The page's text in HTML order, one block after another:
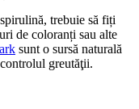
trebuie să fiți
de coloranți sau alte
sunt o sursă naturală
greutăţii.